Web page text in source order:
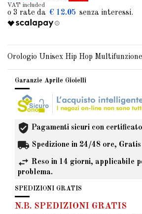
VAT included
€ 12.05
Orologio Unisex Hip Hop Multifunzione
Garanzie Aprile Gioielli
Pagamenti sicuri con
Spedizione in 24/48 ore,
Reso in 14 giorni, applicabile
problema.
SPEDIZIONI GRATIS
N.B. SPEDIZIONI GRATIS